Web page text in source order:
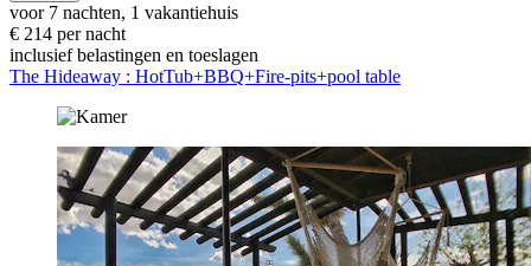
voor 7 nachten, 1 vakantiehuis
€ 214 per nacht
inclusief belastingen en toeslagen
The Hideaway : HotTub+BBQ+Fire-pits+pool table